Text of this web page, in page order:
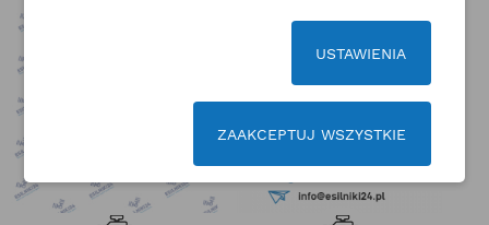
USTAWIENIA
ZAAKCEPTUJ WSZYSTKIE